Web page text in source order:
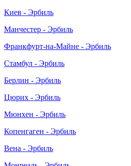
Киев - Эрбиль
Манчестер - Эрбиль
Франкфурт-на-Майне - Эрбиль
Стамбул - Эрбиль
Берлин - Эрбиль
Цюрих - Эрбиль
Мюнхен - Эрбиль
Копенгаген - Эрбиль
Вена - Эрбиль